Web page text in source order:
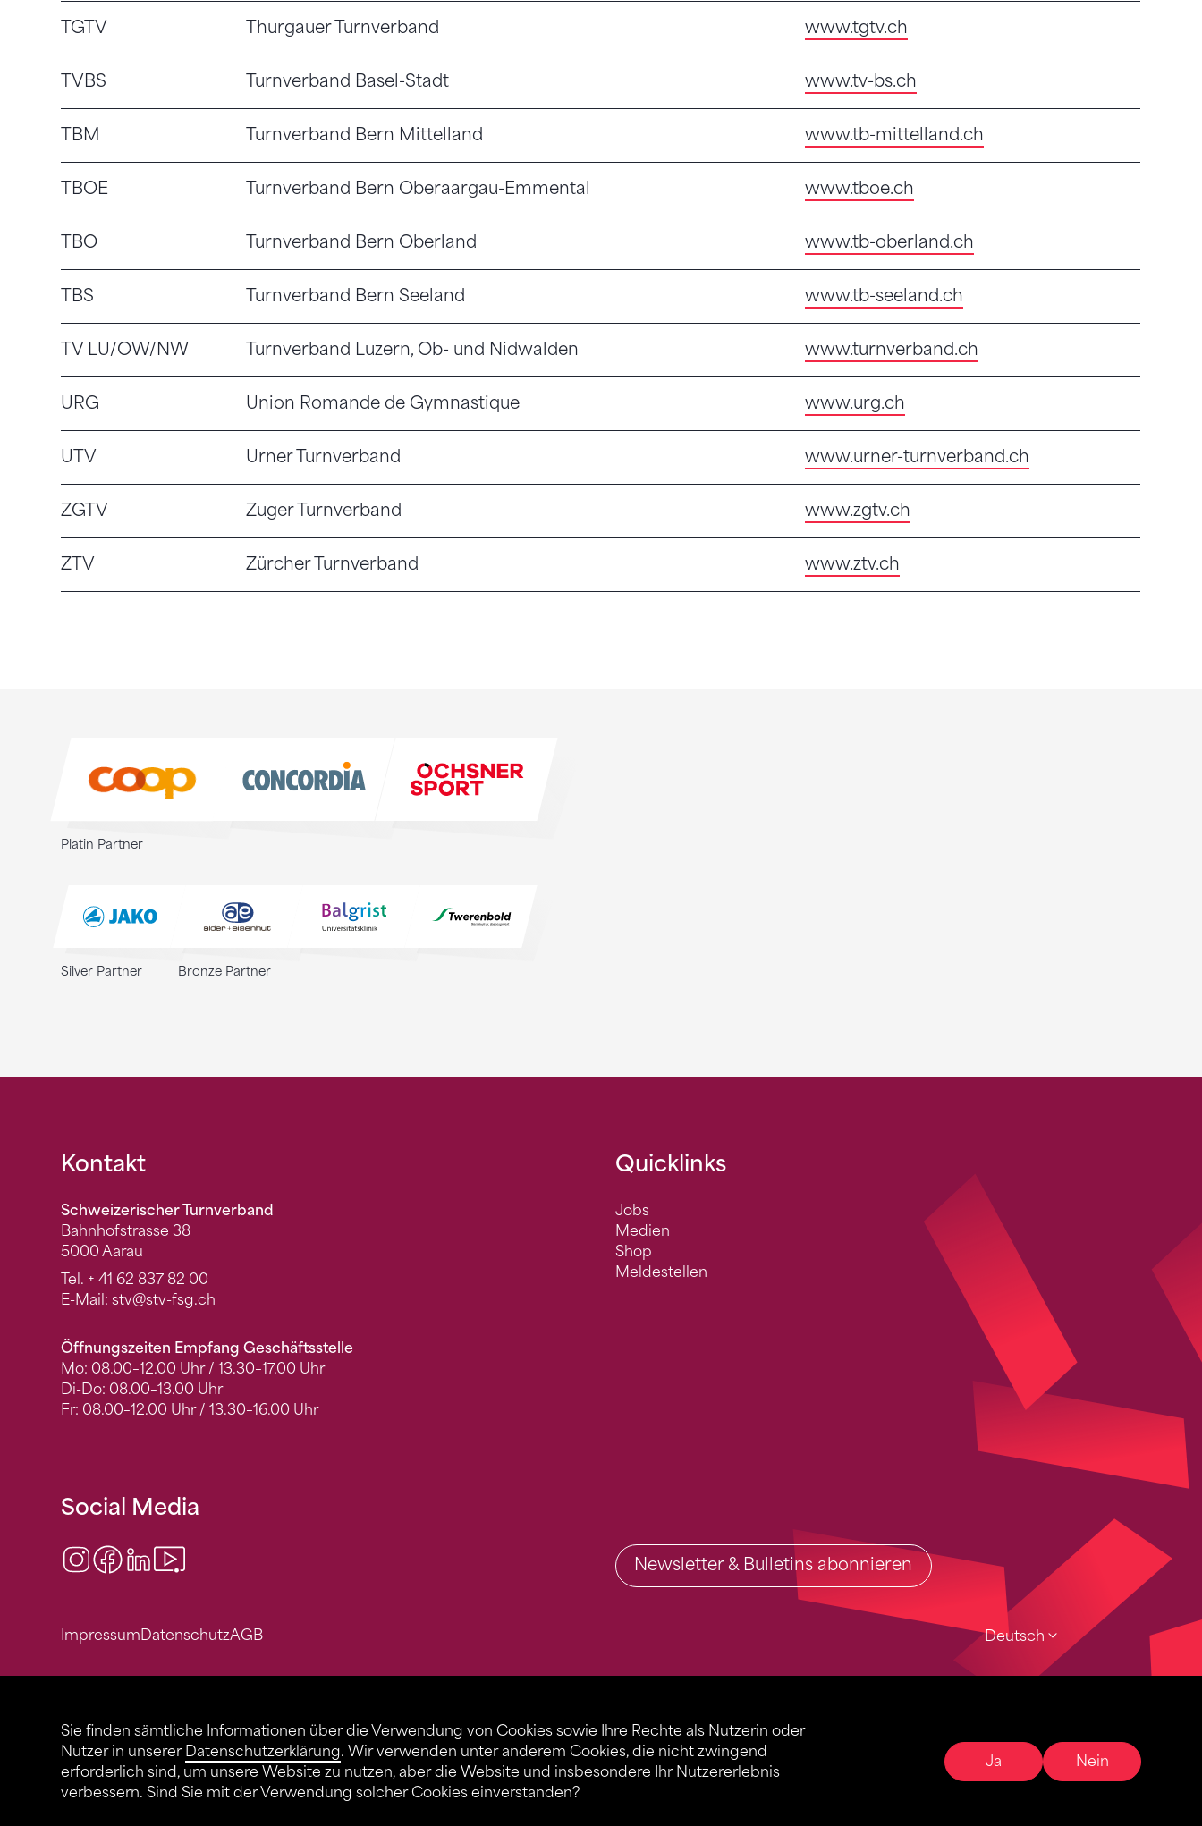
Sie finden sämtliche Informationen über die Verwendung von Cookies sowie Ihre Rechte als Nutzerin oder
Nutzer in unserer Datenschutzerklärung. Wir verwenden unter anderem Cookies, die nicht zwingend
erforderlich sind, um unsere Website zu nutzen, aber die Website und insbesondere Ihr Nutzererlebnis
verbessern. Sind Sie mit der Verwendung solcher Cookies einverstanden?
Ja Nein
TGTV Thurgauer Turnverband www.tgtv.ch
TVBS Turnverband Basel-Stadt www.tv-bs.ch
TBM Turnverband Bern Mittelland www.tb-mittelland.ch
TBOE Turnverband Bern Oberaargau-Emmental www.tboe.ch
TBO Turnverband Bern Oberland www.tb-oberland.ch
TBS Turnverband Bern Seeland www.tb-seeland.ch
TV LU/OW/NW Turnverband Luzern, Ob- und Nidwalden www.turnverband.ch
URG Union Romande de Gymnastique www.urg.ch
UTV Urner Turnverband www.urner-turnverband.ch
ZGTV Zuger Turnverband www.zgtv.ch
ZTV Zürcher Turnverband www.ztv.ch
Platin Partner
Silver Partner Bronze Partner
Fusszeile
Kontakt
Schweizerischer Turnverband
Bahnhofstrasse 38
5000 Aarau
Tel. + 41 62 837 82 00
E-Mail: stv@stv-fsg.ch
Öffnungszeiten Empfang Geschäftsstelle
Mo: 08.00–12.00 Uhr / 13.30–17.00 Uhr
Di-Do: 08.00–13.00 Uhr
Fr: 08.00–12.00 Uhr / 13.30–16.00 Uhr
Quicklinks
Jobs
Medien
Shop
Meldestellen
Deutsch
Social Media
Instagram
Facebook
LinkedIn Newsletter & Bulletins abonnieren
ImpressumDatenschutzAGB